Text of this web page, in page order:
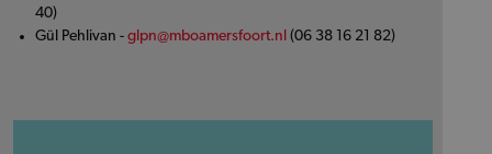
40)
Gül Pehlivan - glpn@mboamersfoort.nl (06 38 16 21 82)